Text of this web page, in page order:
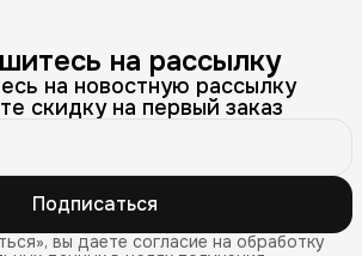
на рассылку
на новостную рассылку
скидку на первый заказ
Подписаться
вы даете согласие на обработку